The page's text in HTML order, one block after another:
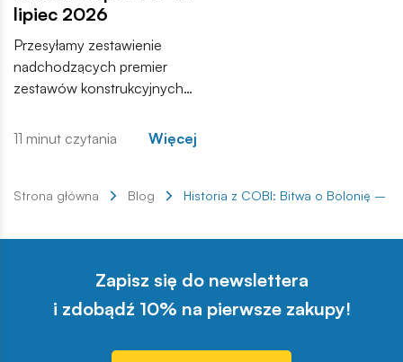
lipiec 2026
Przesyłamy zestawienie
nadchodzących premier
zestawów konstrukcyjnych
znajdują się zarówno
modele, które trafią do
tygodniach. Zachęcamy do
materiałami produktowymi.
11 minut czytania Więcej
Strona główna Blog Historia z COBI: Bitwa o Bolonię –
Zapisz się do newslettera
i zdobądź 10% na pierwsze zakupy!